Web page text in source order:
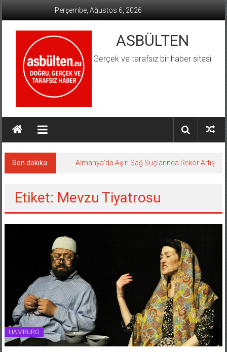
Perşembe, Ağustos 6, 2026
ASBÜLTEN
Gerçek ve tarafsız bir haber sitesi
Son dakika: Almanya’da Aşırı Sağ Suçlarında Rekor Artış
Etiket: Mevzu Tiyatrosu
HAMBURG